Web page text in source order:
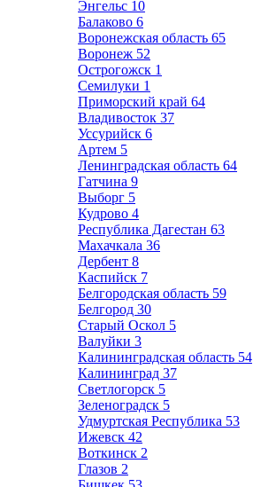
Энгельс 10
Балаково 6
Воронежская область 65
Воронеж 52
Острогожск 1
Семилуки 1
Приморский край 64
Владивосток 37
Уссурийск 6
Артем 5
Ленинградская область 64
Гатчина 9
Выборг 5
Кудрово 4
Республика Дагестан 63
Махачкала 36
Дербент 8
Каспийск 7
Белгородская область 59
Белгород 30
Старый Оскол 5
Валуйки 3
Калининградская область 54
Калининград 37
Светлогорск 5
Зеленоградск 5
Удмуртская Республика 53
Ижевск 42
Воткинск 2
Глазов 2